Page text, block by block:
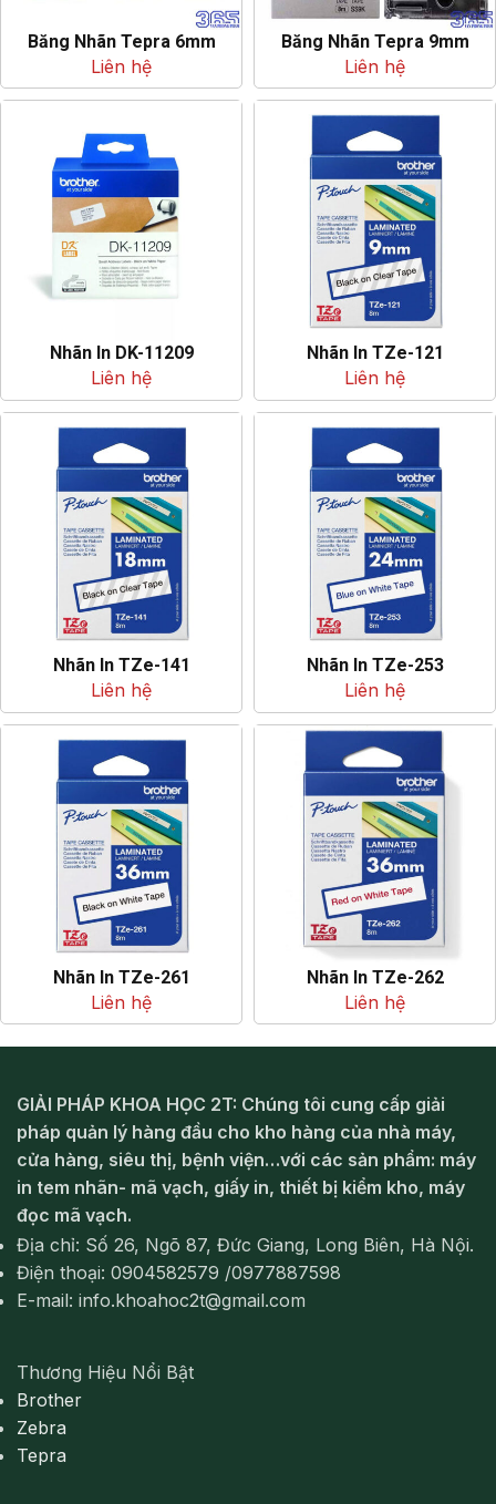
Băng Nhãn Tepra 6mm
Liên hệ
Băng Nhãn Tepra 9mm
Liên hệ
Nhãn In DK-11209
Liên hệ
Nhãn In TZe-121
Liên hệ
Nhãn In TZe-141
Liên hệ
Nhãn In TZe-253
Liên hệ
Nhãn In TZe-261
Liên hệ
Nhãn In TZe-262
Liên hệ
GIẢI PHÁP KHOA HỌC 2T: Chúng tôi cung cấp giải
pháp quản lý hàng đầu cho kho hàng của nhà máy,
cửa hàng, siêu thị, bệnh viện…với các sản phẩm: máy
in tem nhãn- mã vạch, giấy in, thiết bị kiểm kho, máy
đọc mã vạch.
Địa chỉ: Số 26, Ngõ 87, Đức Giang, Long Biên, Hà Nội.
Điện thoại: 0904582579 /0977887598
E-mail: info.khoahoc2t@gmail.com
Thương Hiệu Nổi Bật
Brother
Zebra
Tepra